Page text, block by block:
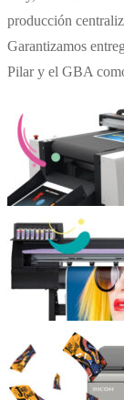
producción
Garantizamos
Pilar y el GBA